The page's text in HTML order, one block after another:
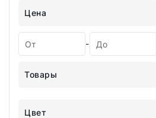
Цена
-
Товары
Цвет